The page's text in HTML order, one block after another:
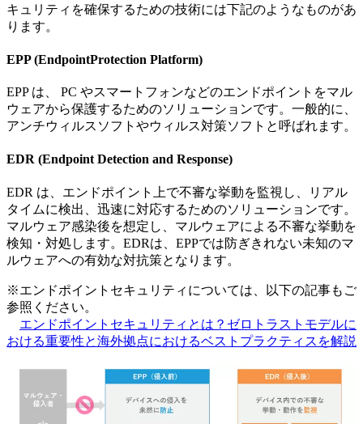
キュリティを確保するための技術には下記のようなものがあ
ります。
EPP (EndpointProtection Platform)
EPP は、 PC やスマートフォンなどのエンドポイントをマル
ウェアから保護するためのソリューションです。一般的に、
アンチウィルスソフトやウィルス対策ソフトと呼ばれます。
EDR (Endpoint Detection and Response)
EDR は、エンドポイント上で不審な挙動を監視し、リアル
タイムに検出、迅速に対応するためのソリューションです。
マルウェア感染後を想定し、マルウェアによる不審な挙動を
検知・対処します。EDRは、EPPでは防ぎきれない未知のマ
ルウェアへの有効な対抗策となります。
※エンドポイントセキュリティについては、以下の記事もご
参照ください。
エンドポイントセキュリティとは？ゼロトラストモデルに
おける重要性と海外拠点におけるベストプラクティスを解説